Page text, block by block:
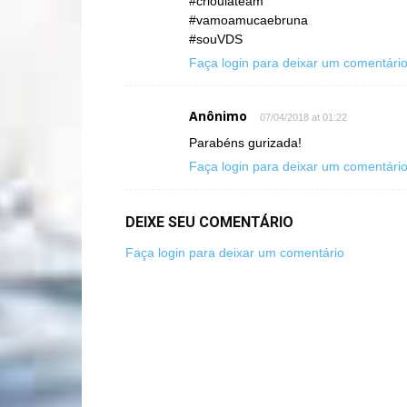
#vamoamucaebruna
#souVDS
Faça login para deixar um comentário
Anônimo 07/04/2018 at 01:22
Parabéns gurizada!
Faça login para deixar um comentário
DEIXE SEU COMENTÁRIO
Faça login para deixar um comentário